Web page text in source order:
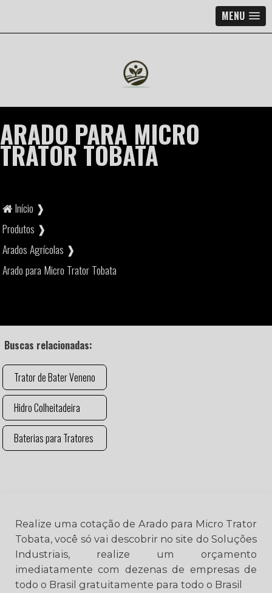
MENU
ARADO PARA MICRO
TRATOR TOBATA
Início ❱
Produtos ❱
Arados Agrícolas ❱
Arado para Micro Trator Tobata
Buscas relacionadas:
Trator de Bater Veneno
Hidro Colheitadeira
Baterias para Tratores
Realize uma cotação de Arado para Micro Trator
Tobata, você só vai descobrir no site do Soluções
Industriais, realize um orçamento
imediatamente com dezenas de empresas de
todo o Brasil gratuitamente para todo o Brasil